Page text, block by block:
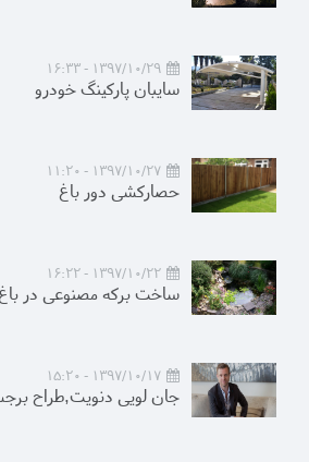
1397/10/29 - 16:33
سایبان پارکینگ خودرو
1397/10/27 - 11:20
حصارکشی دور باغ
1397/10/22 - 16:22
ساخت برکه مصنوعی در باغ
1397/10/17 - 15:20
جان لویی دنویت,طراح